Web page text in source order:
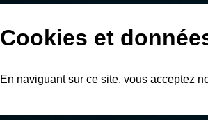
Cookies et
En naviguant sur ce site, vous acceptez